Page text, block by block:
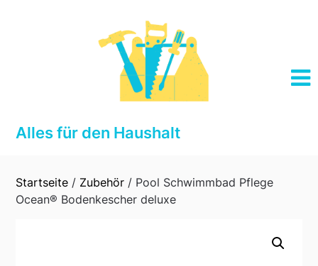
Alles für den Haushalt
Startseite / Zubehör / Pool Schwimmbad Pflege
Ocean® Bodenkescher deluxe